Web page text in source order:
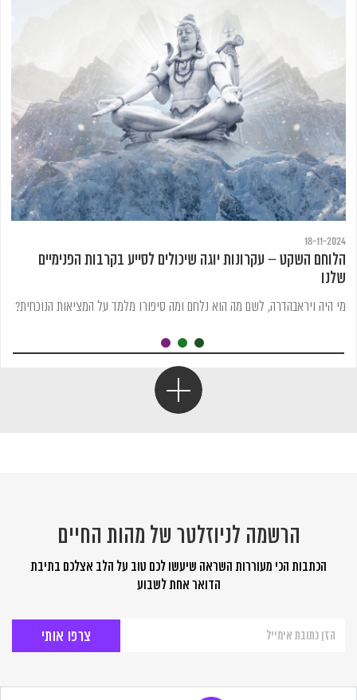
18-11-2024
הלוחם השקט – עקרונות יוגה שיכולים לסייע בקרבות הפנימיים
שלנו
מי היה ויראבהדרה, לשם מה הוא נלחם ומה סיפורו מלמד על המציאות הנוכחית?
הרשמה לניוזלטר של מהות החיים
הכתבות הכי מעוררות השראה שיעשו לכם טוב על הלב אצלכם בתיבת
הדואר אחת לשבוע
לניוזלטר
החיים